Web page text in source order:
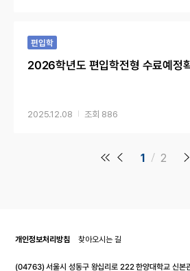
편입학
2026학년도 편입학전형 수료예정
2025.12.08 886
1 2
개인정보처리방침 찾아오시는 길
(04763) 서울시 성동구 왕십리로 222 한양대학교 신본